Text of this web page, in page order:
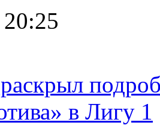
в Лигу 1